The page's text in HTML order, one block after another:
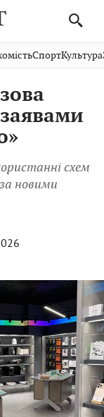
СловкоКультура
СпортКраєзнавство
Нерухомість
Домашні
СпортКультура
схем
новими